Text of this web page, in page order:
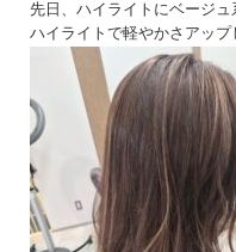
先日、ハイライトにベージュ
ハイライトで軽やかさアップ